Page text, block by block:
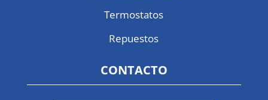
Termostatos
Repuestos
CONTACTO